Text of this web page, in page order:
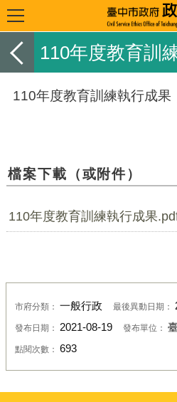
110年度教育訓
110年度教育訓練執行成果
檔案下載（或附件）
110年度教育訓練執行成果
市府分類： 一般行政 最後異動日期：
發布日期： 2021-08-19 發布單位：
點閱次數： 693